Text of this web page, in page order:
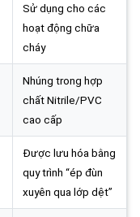
Sử dụng cho các
hoạt động chữa
cháy
Nhúng trong hợp
chất Nitrile/PVC
cao cấp
Được lưu hóa bằng
quy trình “ép đùn
xuyên qua lớp dệt”